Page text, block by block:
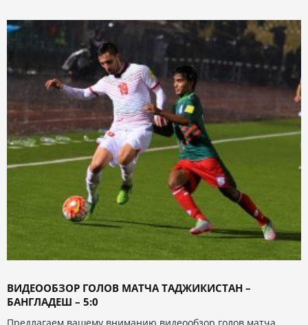
ВИДЕООБЗОР ГОЛОВ МАТЧА ТАДЖИКИСТАН –
БАНГЛАДЕШ – 5:0